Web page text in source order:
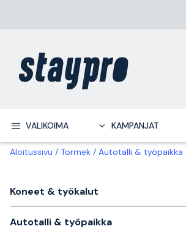
VALIKOIMA KAMPANJAT
Aloitussivu Tormek Autotalli & työpaikka
Koneet & työkalut
Autotalli & työpaikka